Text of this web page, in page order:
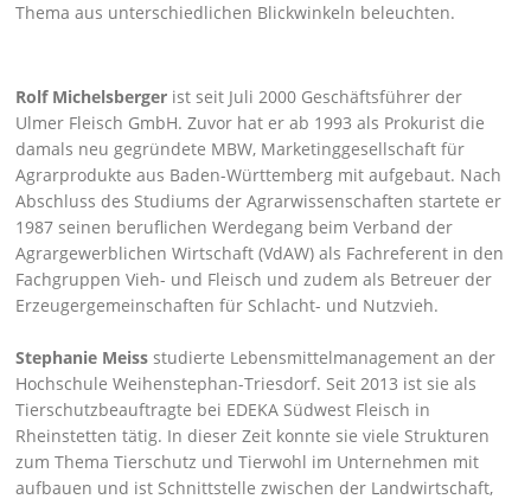
Thema aus unterschiedlichen Blickwinkeln beleuchten.
Rolf Michelsberger ist seit Juli 2000 Geschäftsführer der
Ulmer Fleisch GmbH. Zuvor hat er ab 1993 als Prokurist die
damals neu gegründete MBW, Marketinggesellschaft für
Agrarprodukte aus Baden-Württemberg mit aufgebaut. Nach
Abschluss des Studiums der Agrarwissenschaften startete er
1987 seinen beruflichen Werdegang beim Verband der
Agrargewerblichen Wirtschaft (VdAW) als Fachreferent in den
Fachgruppen Vieh- und Fleisch und zudem als Betreuer der
Erzeugergemeinschaften für Schlacht- und Nutzvieh.
Stephanie Meiss studierte Lebensmittelmanagement an der
Hochschule Weihenstephan-Triesdorf. Seit 2013 ist sie als
Tierschutzbeauftragte bei EDEKA Südwest Fleisch in
Rheinstetten tätig. In dieser Zeit konnte sie viele Strukturen
zum Thema Tierschutz und Tierwohl im Unternehmen mit
aufbauen und ist Schnittstelle zwischen der Landwirtschaft,